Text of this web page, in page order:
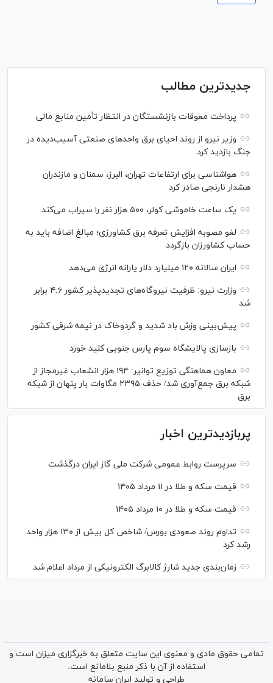
جدیدترین مطالب
پرداخت معوقات بازنشستگان در انتظار تأمین منابع مالی
وزیر نیرو از روند احیای برق واحدهای صنعتی آسیب‌دیده در
جنگ بازدید کرد
هواشناسی برای ارتفاعات تهران، البرز، سمنان و مازندران
هشدار نارنجی صادر کرد
یک ساعت خاموشی کولر، ۵۰۰ هزار نفر را سیراب می‌کند
لغو مصوبه افزایش تعرفه برق کشاورزی؛ مبالغ اضافه باید به
حساب کشاورزان بازگردد
ایران سالانه ۱۲۰ میلیارد دلار یارانه انرژی می‌دهد
وزارت نیرو: ظرفیت نیروگاه‌های تجدیدپذیر کشور ۴.۶ برابر
شد
پیش‌بینی وزش باد شدید و گردوخاک در نیمه شرقی کشور
بازسازی پالایشگاه سوم پارس جنوبی کلید خورد
معاون هماهنگی توزیع توانیر: ۱۹۴ هزار انشعاب غیرمجاز از
شبکه برق جمع‌آوری شد/ حذف ۲۳۹۵ مگاوات بار پنهان از شبکه
برق
پربازدیدترین اخبار
سرپرست روابط عمومی شرکت ملی گاز ایران درگذشت
قیمت سکه و طلا در ۱۱ مرداد ۱۴۰۵
قیمت سکه و طلا در ۱۰ مرداد ۱۴۰۵
تداوم روند صعودی بورس/ شاخص کل بیش از ۱۳۰ هزار واحد
رشد کرد
زمان‌بندی جدید شارژ کالابرگ الکترونیکی از مرداد اعلام شد
تمامی حقوق مادی و معنوی این سایت متعلق به خبرگزاری میزان است و
استفاده از آن با ذکر منبع بلامانع است.
طراحی و تولید ایران سامانه